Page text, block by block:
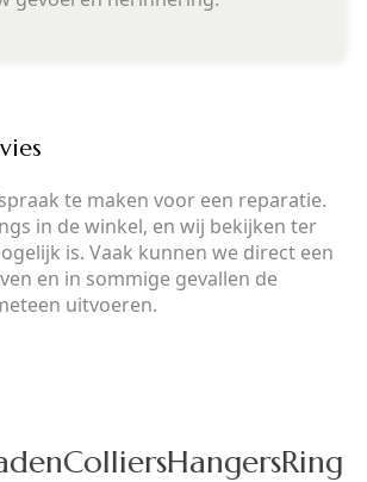
te maken voor een reparatie.
in de winkel, en wij bekijken ter
is. Vaak kunnen we direct een
en in sommige gevallen de
uitvoeren.
ColliersHangers